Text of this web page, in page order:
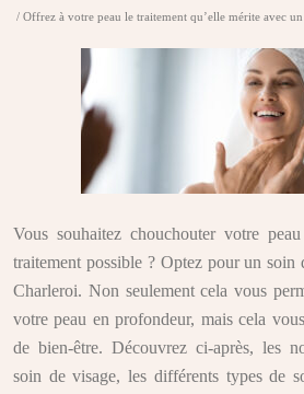
/ Offrez à votre peau le traitement qu’elle mérite avec
Vous souhaitez chouchouter votre
traitement possible ? Optez pour un soin
Charleroi. Non seulement cela vous
votre peau en profondeur, mais cela
de bien-être. Découvrez ci-après, les
soin de visage, les différents types de